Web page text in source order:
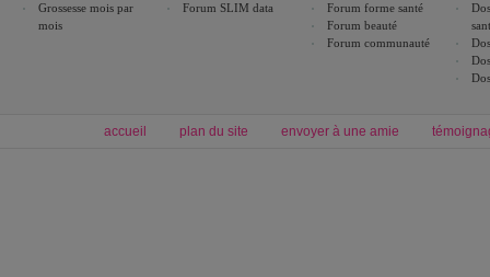
Grossesse mois par
mois
Forum SLIM data
Forum forme santé
Forum beauté
Forum communauté
accueil plan du site envoyer à une amie